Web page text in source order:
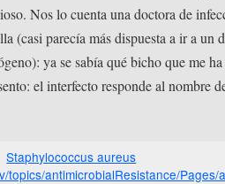
Nos lo cuenta una doctora de
(casi parecía más dispuesta a ir a un
ya se sabía qué bicho que me ha
el interfecto responde al nombre